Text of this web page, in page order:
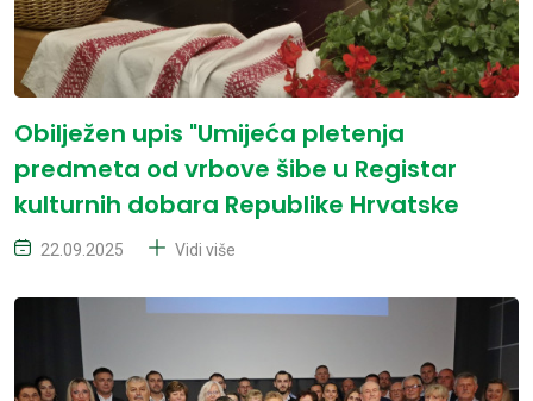
Obilježen upis "Umijeća pletenja
predmeta od vrbove šibe u Registar
kulturnih dobara Republike Hrvatske
22.09.2025 Vidi više